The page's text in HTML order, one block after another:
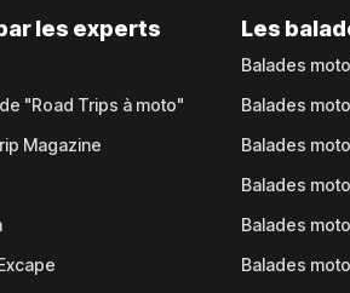
les experts
"Road Trips à moto"
Magazine
Les
Balades
Balades
Balades
Balades
Balades
Balades